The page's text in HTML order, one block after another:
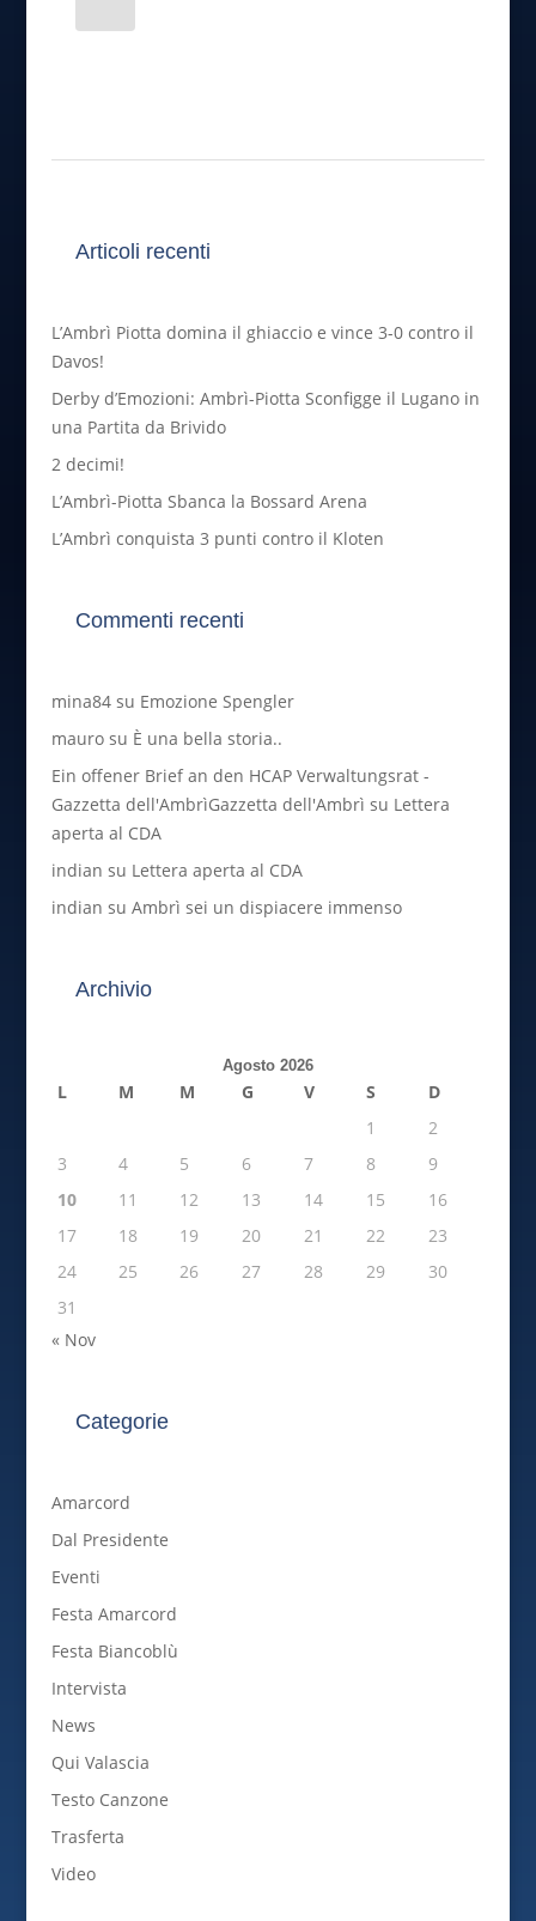
Articoli recenti
L’Ambrì Piotta domina il ghiaccio e vince 3-0 contro il
Davos!
Derby d’Emozioni: Ambrì-Piotta Sconfigge il Lugano in
una Partita da Brivido
2 decimi!
L’Ambrì-Piotta Sbanca la Bossard Arena
L’Ambrì conquista 3 punti contro il Kloten
Commenti recenti
mina84su Emozione Spengler
maurosu È una bella storia..
Ein offener Brief an den HCAP Verwaltungsrat -
Gazzetta dell'AmbrìGazzetta dell'Ambrì su Lettera
aperta al CDA
indian su Lettera aperta al CDA
indian su Ambrì sei un dispiacere immenso
Archivio
Agosto 2026
L M M G V S
D
1
2
3
4 5 6 7 8
9
10
11 12 13 14 15
16
17
18 19 20 21 22
23
24
25 26 27 28 29
30
31
« Nov
Categorie
Amarcord
Dal Presidente
Eventi
Festa Amarcord
Festa Biancoblù
Intervista
News
Qui Valascia
Testo Canzone
Trasferta
Video